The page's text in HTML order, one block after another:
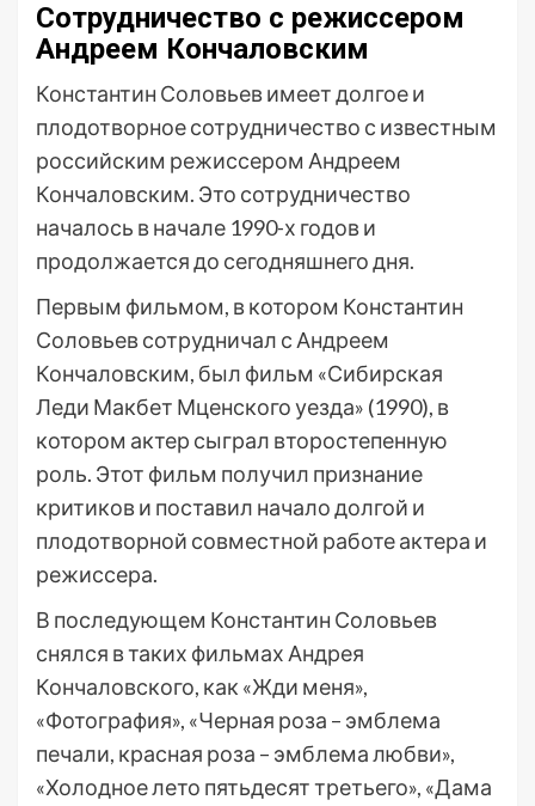
Сотрудничество с режиссером
Андреем Кончаловским
Константин Соловьев имеет долгое и
плодотворное сотрудничество с известным
российским режиссером Андреем
Кончаловским. Это сотрудничество
началось в начале 1990-х годов и
продолжается до сегодняшнего дня.
Первым фильмом, в котором Константин
Соловьев сотрудничал с Андреем
Кончаловским, был фильм «Сибирская
Леди Макбет Мценского уезда» (1990), в
котором актер сыграл второстепенную
роль. Этот фильм получил признание
критиков и поставил начало долгой и
плодотворной совместной работе актера и
режиссера.
В последующем Константин Соловьев
снялся в таких фильмах Андрея
Кончаловского, как «Жди меня»,
«Фотография», «Черная роза – эмблема
печали, красная роза – эмблема любви»,
«Холодное лето пятьдесят третьего», «Дама